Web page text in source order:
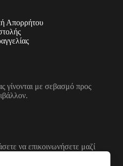
Απορρήτου
γίνονται με σεβασμό προς
να επικοινωνήσετε μαζί